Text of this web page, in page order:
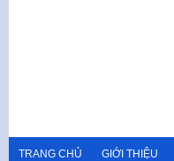
TRANG CHỦ GIỚI THIỆU